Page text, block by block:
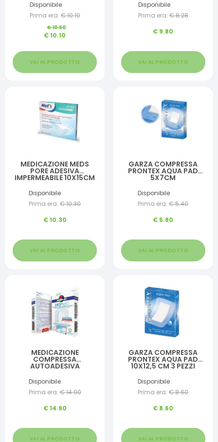
Disponibile
Prima era: €10.10
€10.60
€10.10
VAI AL PRODOTTO
Disponibile
Prima era: €8.28
€ 9.80
VAI AL PRODOTTO
MEDICAZIONE MEDS
PORE ADESIVA
IMPERMEABILE 10X15CM
Disponibile
Prima era: €10.30
€10.30
VAI AL PRODOTTO
GARZA COMPRESSA
PRONTEX AQUA PAD
5X7CM
Disponibile
Prima era: €5.40
€ 5.80
VAI AL PRODOTTO
MEDICAZIONE
COMPRESSA
AUTOADESIVA
IPOALLERGENICA
AERATA MASTER-AID
DROP MED 10,5X20 5
Disponibile
Prima era: €14.90
€14.90
VAI AL PRODOTTO
GARZA COMPRESSA
PRONTEX AQUA PAD
10X12,5 CM 3 PEZZI
Disponibile
Prima era: €8.60
€ 8.60
VAI AL PRODOTTO